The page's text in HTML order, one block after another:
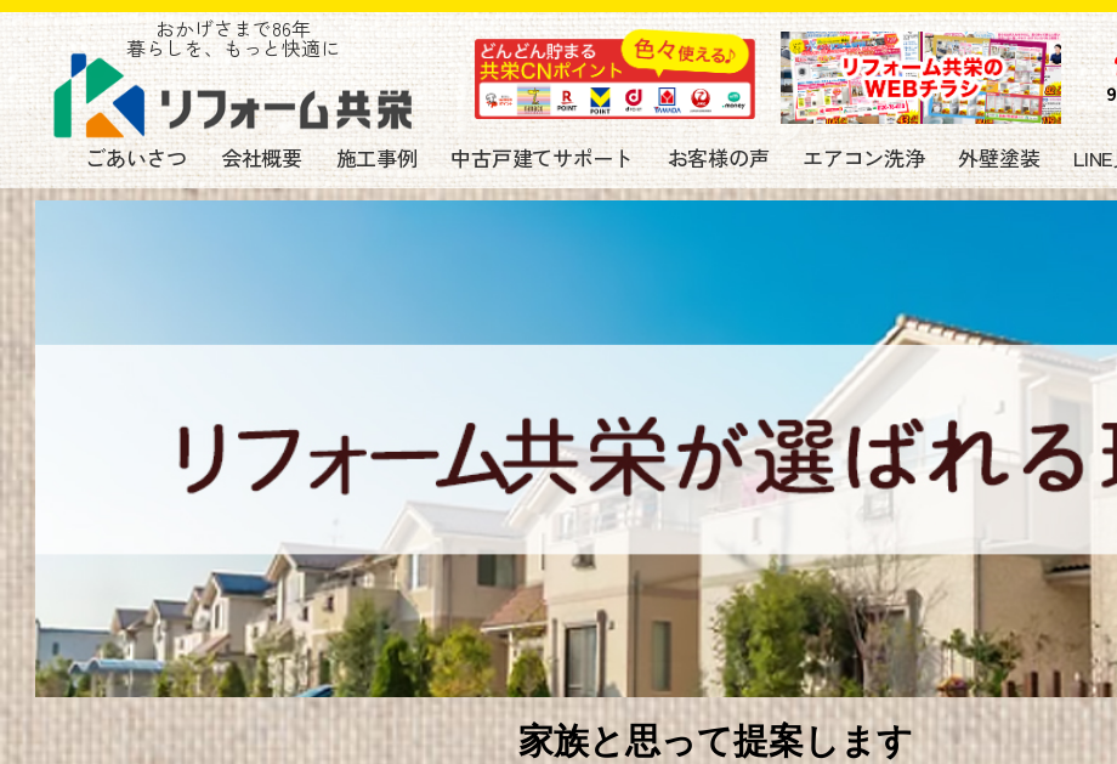
おかげさまで86年
暮らしを、もっと快適に
ごあいさつ 会社概要 施工事例 中古戸建てサポート お客様の声 エアコン洗浄 外壁塗装
家族と思って提案します